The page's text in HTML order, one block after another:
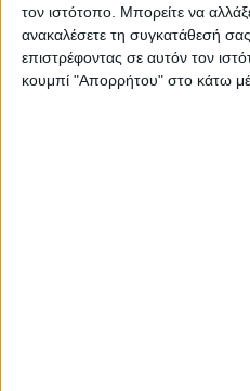
τον ιστότοπο. Μπορείτε να
ανακαλέσετε τη συγκατάθεσή
επιστρέφοντας σε αυτόν τον
κουμπί "Απορρήτου" στο κάτω